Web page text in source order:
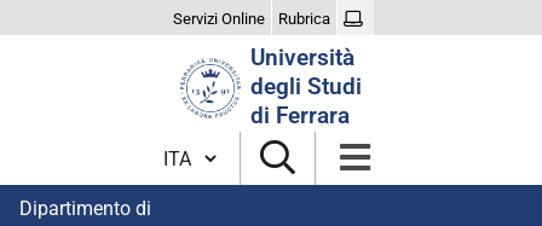
Servizi Online Rubrica
Università
degli Studi
di Ferrara
Cambia lingua
Dipartimento di